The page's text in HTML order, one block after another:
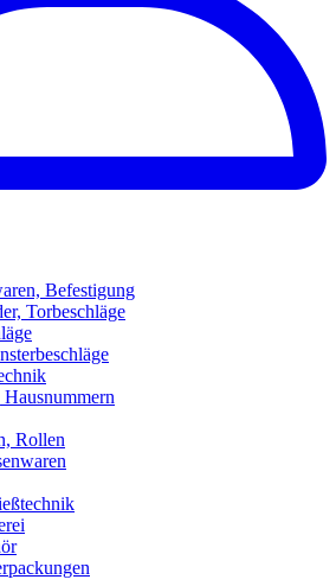
Befestigung
Torbeschläge
Rollen